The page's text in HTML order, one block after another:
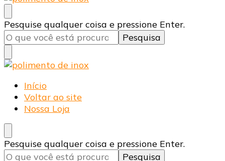
Cir Fujimoto
Blog
Procurando
algo?
Pesquise qualquer coisa e pressione Enter.
Cir Fujimoto
Blog
Início
Voltar ao site
Nossa Loja
Procurando
algo?
Pesquise qualquer coisa e pressione Enter.